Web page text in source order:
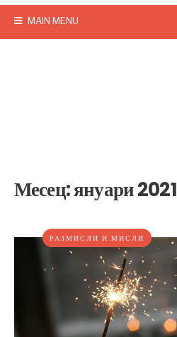
MAIN MENU
Месец:януари 2021
РАЗМИСЛИ И МИСЛИ